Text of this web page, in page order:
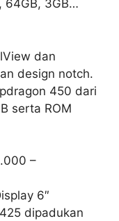
64GB, 3GB…
dan
design notch.
450 dari
serta ROM
–
6″
dipadukan